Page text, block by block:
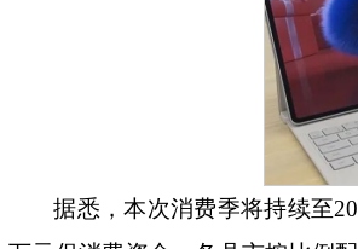
据悉，本次消费季将持续至